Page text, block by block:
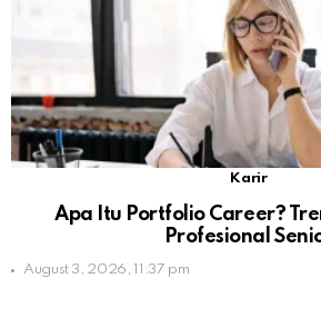
Karir
Apa Itu Portfolio Career?
Profesional
August 3, 2026, 11:37 pm